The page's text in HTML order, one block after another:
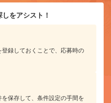
をアシスト！
録しておくことで、応募時の
保存して、条件設定の手間を